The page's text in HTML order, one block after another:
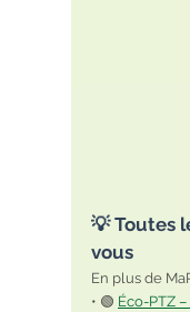
💡 Toutes
vous
En plus de
• 🟢 Éco-PTZ